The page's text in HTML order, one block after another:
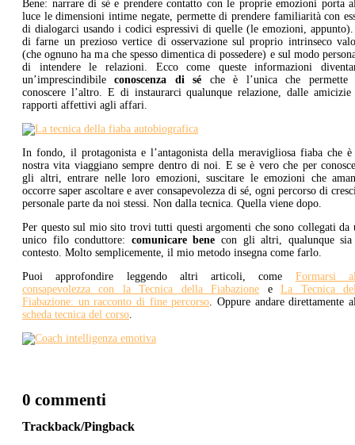
Bene: narrare di sé e prendere contatto con le proprie emozioni porta
luce le dimensioni intime negate, permette di prendere familiarità con
di dialogarci usando i codici espressivi di quelle (le emozioni,
di farne un prezioso vertice di osservazione sul proprio intrinseco
(che ognuno ha ma che spesso dimentica di possedere) e sul modo
di intendere le relazioni. Ecco come queste informazioni
un’imprescindibileconoscenza di sé che è l’unica che permette
conoscere l’altro. E di instaurarci qualunque relazione, dalle amicizie
rapporti affettivi agli affari.
In fondo, il protagonista e l’antagonista della meravigliosa fiaba che
nostra vita viaggiano sempre dentro di noi. E se è vero che per
gli altri, entrare nelle loro emozioni, suscitare le emozioni che
occorre saper ascoltare e aver consapevolezza di sé, ogni percorso di
personale parte da noi stessi. Non dalla tecnica. Quella viene dopo.
Per questo sul mio sito trovi tutti questi argomenti che sono collegati da
unico filo conduttore: comunicare benecon gli altri, qualunque
contesto. Molto semplicemente, il mio metodo insegna come farlo.
Puoi approfondire leggendo altri articoli, come Formarsi
consapevolezza con la Tecnica della Fiabazione eLa Tecnica
Fiabazione: un racconto di fine percorso . Oppure andare direttamente
scheda tecnica del corso
0 commenti
Trackback/Pingback